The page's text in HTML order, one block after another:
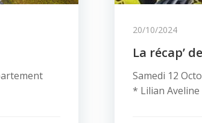
20/10/2024
La récap’
Samedi 12
* Lilian